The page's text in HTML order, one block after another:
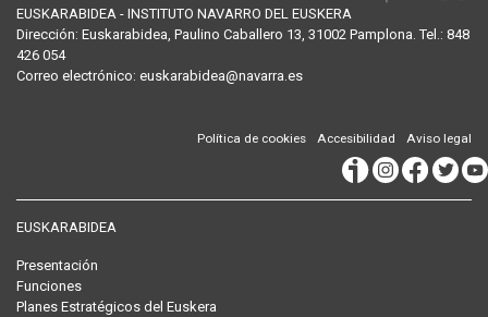
EUSKARABIDEA - INSTITUTO NAVARRO DEL EUSKERA
Dirección: Euskarabidea, Paulino Caballero 13, 31002 Pamplona . Tel.: 848
426 054
Correo electrónico: euskarabidea@navarra.es
Aviso legal
Accesibilidad
Política de cookies
EUSKARABIDEA
Presentación
Funciones
Planes Estratégicos del Euskera